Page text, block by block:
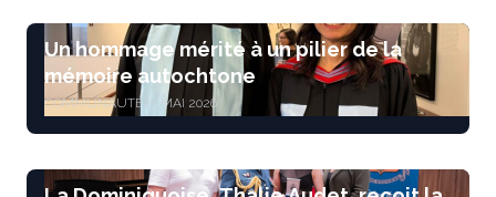
Un hommage mérité à un pilier de la
mémoire autochtone
COMMUNAUTÉ 25 MAI 2026